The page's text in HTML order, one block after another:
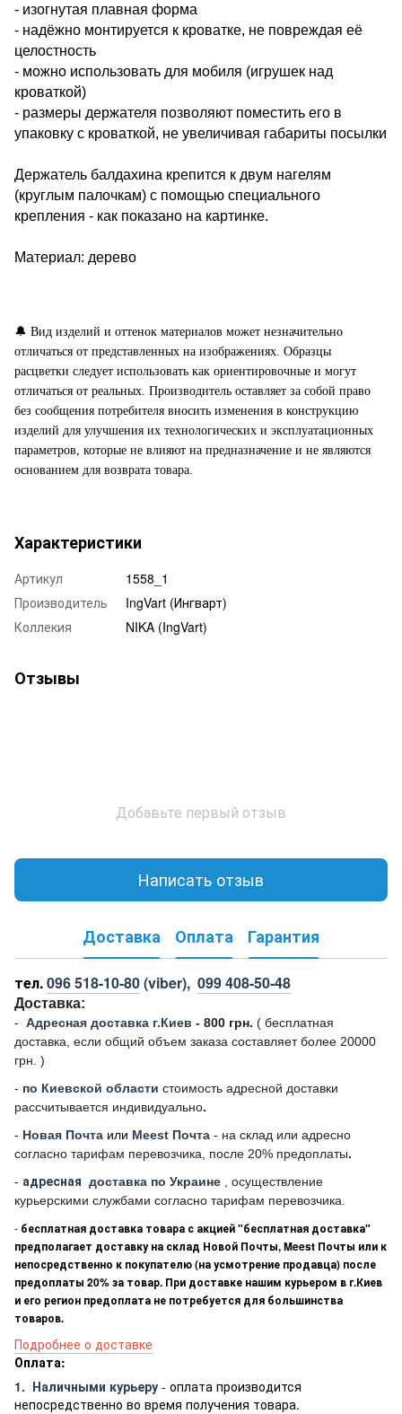
- изогнутая плавная форма
- надёжно монтируется к кроватке, не повреждая её
целостность
- можно использовать для мобиля (игрушек над
кроваткой)
- размеры держателя позволяют поместить его в
упаковку с кроваткой, не увеличивая габариты посылки
Держатель балдахина крепится к двум нагелям
(круглым палочкам) с помощью специального
крепления - как показано на картинке.
Материал: дерево
🔔 Вид изделий и оттенок материалов может незначительно
отличаться от представленных на изображениях. Образцы
расцветки следует использовать как ориентировочные и могут
отличаться от реальных. Производитель оставляет за собой право
без сообщения потребителя вносить изменения в конструкцию
изделий для улучшения их технологических и эксплуатационных
параметров, которые не влияют на предназначение и не являются
основанием для возврата товара.
Характеристики
Артикул
1558_1
Производитель
IngVart (Ингварт)
Коллекия
NIKA (IngVart)
Отзывы
Добавьте первый отзыв
Написать отзыв
Доставка Оплата Гарантия
тел.096 518-10-80(viber), 099 408-50-48
Доставка:
- Адресная доставка г.Киев - 800 грн. ( бесплатная
доставка, если общий объем заказа составляет более 20000
грн. )
- по Киевской области стоимость адресной доставки
рассчитывается индивидуально.
- Новая Почта или Meest Почта - на склад или адресно
согласно тарифам перевозчика, после 20% предоплаты.
- адресная доставка по Украине
, осуществление
курьерскими службами согласно тарифам перевозчика.
- бесплатная доставка товара с акцией "бесплатная доставка"
предполагает доставку на склад Новой Почты, Meest Почты или к
непосредственно к покупателю (на усмотрение продавца) после
предоплаты 20% за товар. При доставке нашим курьером в г.Киев
и его регион предоплата не потребуется для большинства
товаров.
Подробнее о доставке
Оплата:
1. Наличными курьеру - оплата производится
непосредственно во время получения товара.